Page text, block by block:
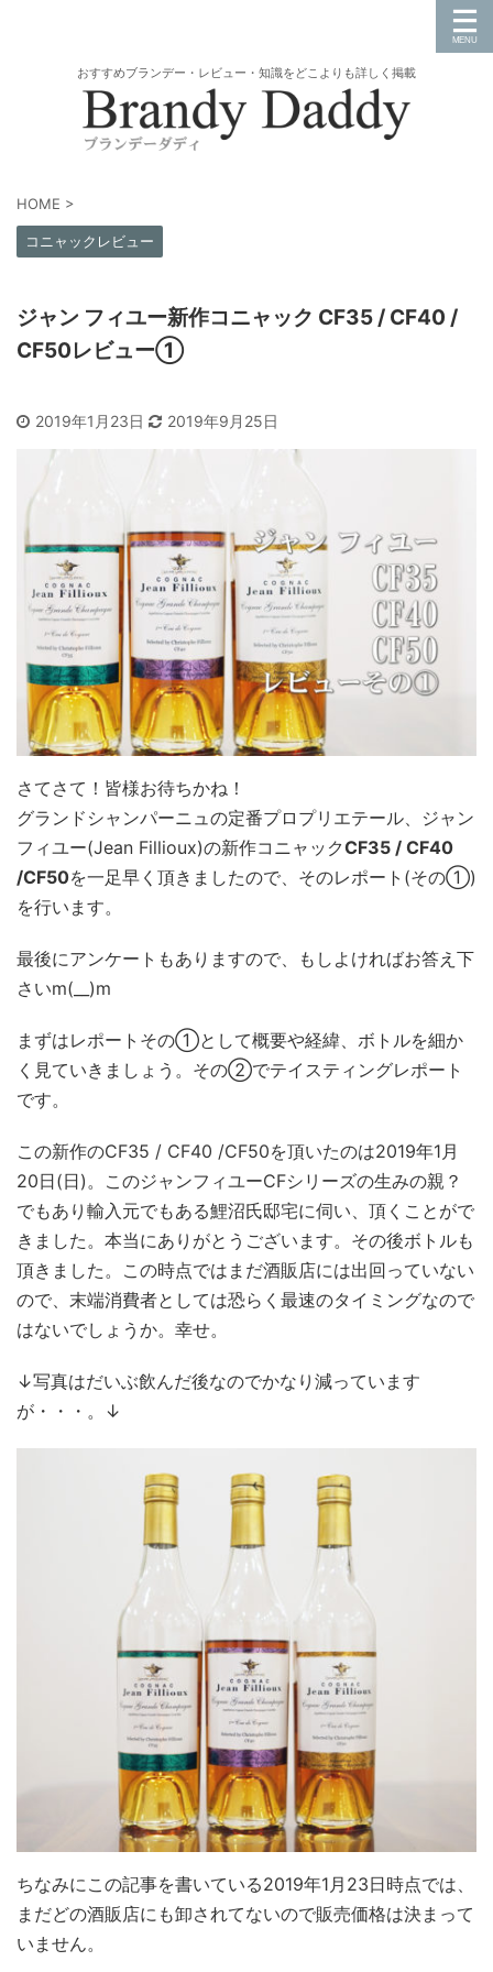
おすすめブランデー・レビュー・知識をどこよりも詳しく掲載
HOME >
コニャックレビュー
ジャン フィユー新作コニャック CF35 / CF40 /
CF50レビュー①
2019年1月23日 2019年9月25日
さてさて！皆様お待ちかね！
グランドシャンパーニュの定番プロプリエテール、ジャン
フィユー(Jean Fillioux)の新作コニャックCF35 / CF40
/CF50を一足早く頂きましたので、そのレポート(その①)
を行います。
最後にアンケートもありますので、もしよければお答え下
さいm(__)m
まずはレポートその①として概要や経緯、ボトルを細か
く見ていきましょう。その②でテイスティングレポート
です。
この新作のCF35 / CF40 /CF50を頂いたのは2019年1月
20日(日)。このジャンフィユーCFシリーズの生みの親？
でもあり輸入元でもある鯉沼氏邸宅に伺い、頂くことがで
きました。本当にありがとうございます。その後ボトルも
頂きました。この時点ではまだ酒販店には出回っていない
ので、末端消費者としては恐らく最速のタイミングなので
はないでしょうか。幸せ。
↓写真はだいぶ飲んだ後なのでかなり減っています
が・・・。↓
ちなみにこの記事を書いている2019年1月23日時点では、
まだどの酒販店にも卸されてないので販売価格は決まって
いません。